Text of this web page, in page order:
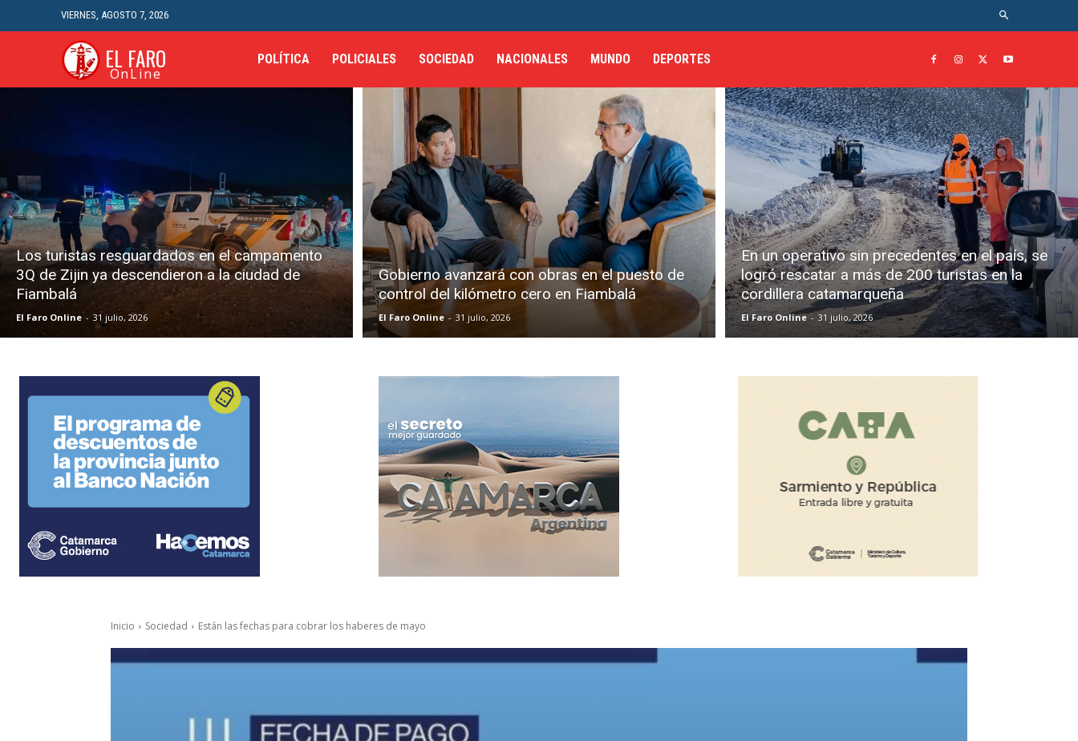
VIERNES, AGOSTO 7, 2026
EL FARO
OnLine
POLÍTICA POLICIALES SOCIEDAD NACIONALES MUNDO DEPORTES
Los turistas resguardados en el campamento
3Q de Zijin ya descendieron a la ciudad de
Fiambalá
El Faro Online - 31 julio, 2026
Gobierno avanzará con obras en el puesto de
control del kilómetro cero en Fiambalá
El Faro Online - 31 julio, 2026
En un operativo sin precedentes en el país, se
logró rescatar a más de 200 turistas en la
cordillera catamarqueña
El Faro Online - 31 julio, 2026
Inicio Sociedad Están las fechas para cobrar los haberes de mayo